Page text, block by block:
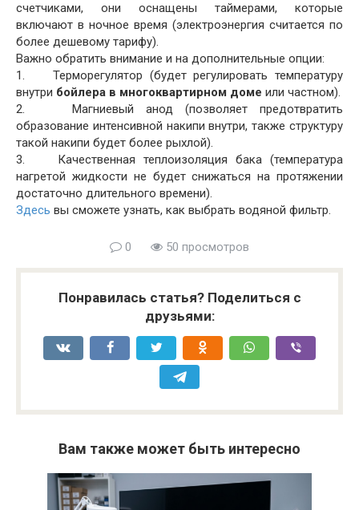
счетчиками, они оснащены таймерами, которые
включают в ночное время (электроэнергия считается по
более дешевому тарифу).
Важно обратить внимание и на дополнительные опции:
1. Терморегулятор (будет регулировать температуру
внутри бойлера в многоквартирном доме или частном).
2. Магниевый анод (позволяет предотвратить
образование интенсивной накипи внутри, также структуру
такой накипи будет более рыхлой).
3. Качественная теплоизоляция бака (температура
нагретой жидкости не будет снижаться на протяжении
достаточно длительного времени).
Здесь вы сможете узнать, как выбрать водяной фильтр.
0 50 просмотров
Понравилась статья? Поделиться с
друзьями:
Вам также может быть интересно